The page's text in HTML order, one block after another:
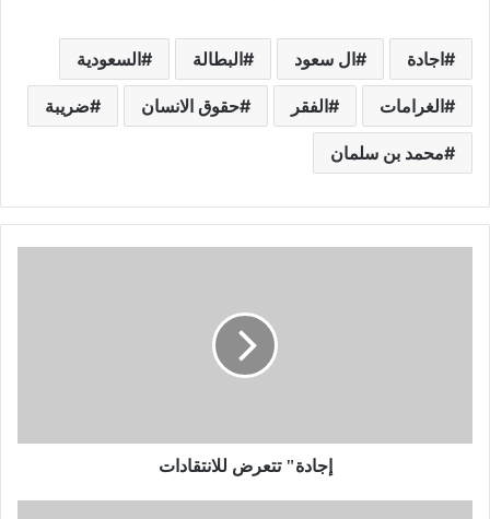
اجادة ال سعود البطالة السعودية
الغرامات الفقر حقوق الانسان ضريبة
محمد بن سلمان
إجادة" تتعرض للانتقادات